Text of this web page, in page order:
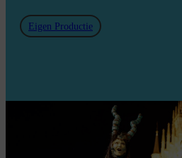
Eigen Productie